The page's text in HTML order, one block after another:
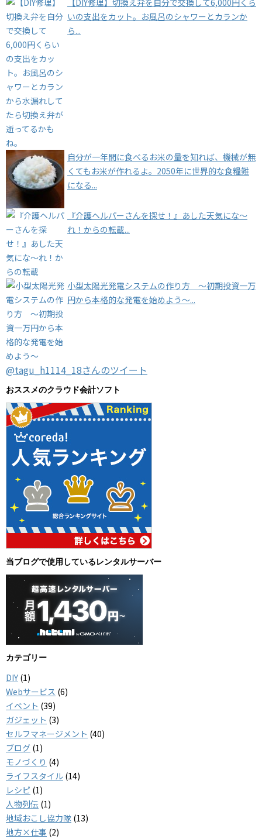
いの支出をカット。お風呂のシャワーとカランか
ら...
自分が一年間に食べるお米の量を知れば、機械が無
くてもお米が作れるよ。2050年に世界的な食糧難
になる...
『介護ヘルパーさんを探せ！』あした天気にな～
れ！からの転載...
小型太陽光発電システムの作り方 ～初期投資一万
円から本格的な発電を始めよう～...
@tagu_h1114_18さんのツイート
おススメのクラウド会計ソフト
当ブログで使用しているレンタルサーバー
カテゴリー
DIY (1)
Webサービス (6)
イベント (39)
ガジェット (3)
セルフマネージメント (40)
ブログ (1)
モノづくり (4)
ライフスタイル (14)
レシピ (1)
人物列伝 (1)
地域おこし協力隊 (13)
地方×仕事 (2)